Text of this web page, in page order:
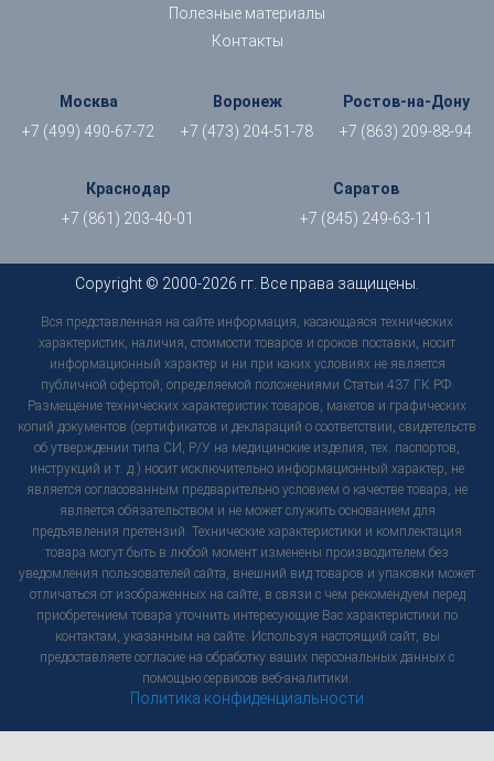
Полезные материалы
Контакты
Москва
+7 (499) 490-67-72
Воронеж
+7 (473) 204-51-78
Ростов-на-Дону
+7 (863) 209-88-94
Краснодар
+7 (861) 203-40-01
Саратов
+7 (845) 249-63-11
Copyright © 2000-2026 гг. Все права защищены.
Вся представленная на сайте информация, касающаяся технических
характеристик, наличия, стоимости товаров и сроков поставки, носит
информационный характер и ни при каких условиях не является
публичной офертой, определяемой положениями Статьи 437 ГК РФ.
Размещение технических характеристик товаров, макетов и графических
копий документов (сертификатов и деклараций о соответствии, свидетельств
об утверждении типа СИ, Р/У на медицинские изделия, тех. паспортов,
инструкций и т. д.) носит исключительно информационный характер, не
является согласованным предварительно условием о качестве товара, не
является обязательством и не может служить основанием для
предъявления претензий. Технические характеристики и комплектация
товара могут быть в любой момент изменены производителем без
уведомления пользователей сайта, внешний вид товаров и упаковки может
отличаться от изображенных на сайте, в связи с чем рекомендуем перед
приобретением товара уточнить интересующие Вас характеристики по
контактам, указанным на сайте. Используя настоящий сайт, вы
предоставляете согласие на обработку ваших персональных данных с
помощью сервисов веб-аналитики.
Политика конфиденциальности